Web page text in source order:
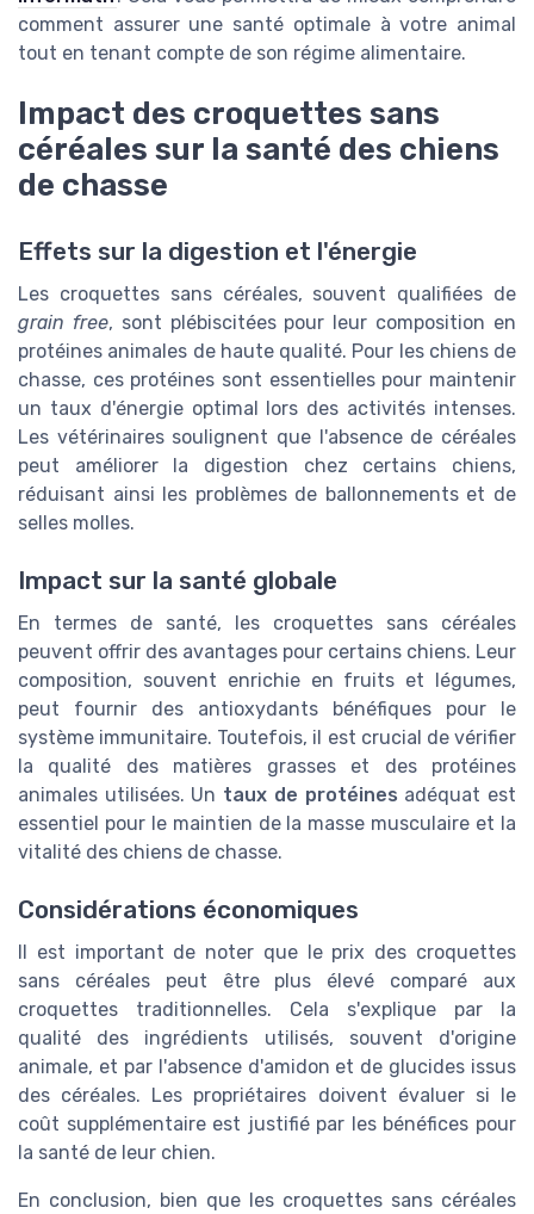
comment assurer une santé optimale à votre animal
tout en tenant compte de son régime alimentaire.
Impact des croquettes sans
céréales sur la santé des chiens
de chasse
Effets sur la digestion et l'énergie
Les croquettes sans céréales, souvent qualifiées de
grain free, sont plébiscitées pour leur composition en
protéines animales de haute qualité. Pour les chiens de
chasse, ces protéines sont essentielles pour maintenir
un taux d'énergie optimal lors des activités intenses.
Les vétérinaires soulignent que l'absence de céréales
peut améliorer la digestion chez certains chiens,
réduisant ainsi les problèmes de ballonnements et de
selles molles.
Impact sur la santé globale
En termes de santé, les croquettes sans céréales
peuvent offrir des avantages pour certains chiens. Leur
composition, souvent enrichie en fruits et légumes,
peut fournir des antioxydants bénéfiques pour le
système immunitaire. Toutefois, il est crucial de vérifier
la qualité des matières grasses et des protéines
animales utilisées. Un taux de protéines adéquat est
essentiel pour le maintien de la masse musculaire et la
vitalité des chiens de chasse.
Considérations économiques
Il est important de noter que le prix des croquettes
sans céréales peut être plus élevé comparé aux
croquettes traditionnelles. Cela s'explique par la
qualité des ingrédients utilisés, souvent d'origine
animale, et par l'absence d'amidon et de glucides issus
des céréales. Les propriétaires doivent évaluer si le
coût supplémentaire est justifié par les bénéfices pour
la santé de leur chien.
En conclusion, bien que les croquettes sans céréales